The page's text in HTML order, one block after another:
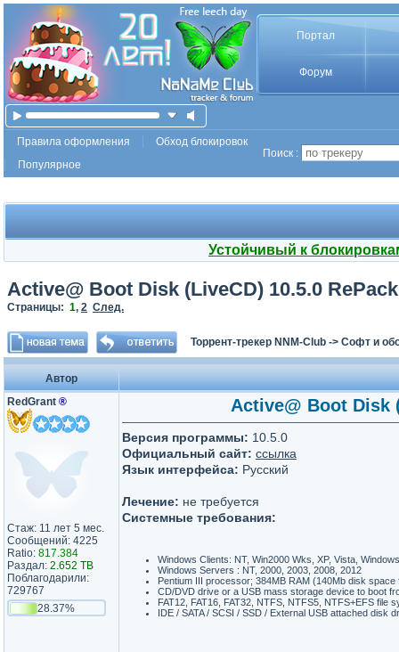
Портал
Форум
Правила оформления
Обход блокировок
Популярное
Поиск :
Устойчивый к
Active@ Boot Disk (LiveCD) 10.5.0
Страницы: 1, 2 След.
Торрент-трекер NNM-Club -> Софт и
Автор
RedGrant ®
Стаж: 11 лет 5 мес.
Сообщений: 4225
Ratio: 817.384
Раздал: 2.652 TB
Поблагодарили:
729767
28.37%
Active@ Boot Disk
Версия программы: 10.5.0
Официальный сайт: ссылка
Язык интерфейса: Русский
Лечение: не требуется
Системные требования:
Windows Clients: NT, Win2000 Wks, XP, Vista,
Windows Servers : NT, 2000, 2003, 2008, 2012
Pentium III processor; 384MB RAM (140Mb disk space
CD/DVD drive or a USB mass storage device to boot
FAT12, FAT16, FAT32, NTFS, NTFS5, NTFS+EFS file
IDE / SATA / SCSI / SSD / External USB attached disk